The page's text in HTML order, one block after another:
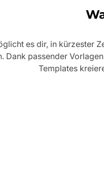
es dir, in kürzester
Dank passender
Templates